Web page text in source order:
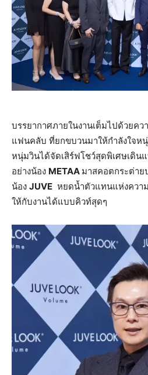
บรรยากาศภายในงานเต็มไปด้วยคว
แฟนคลับ ที่ยกขบวนมาให้กำลังใจห
หนุ่มวินได้จัดเสิร์ฟโชว์สุดพิเศษเดิน
อย่างน้อง METAA มาสคอตกระต่าย
น้อง JUVE หยดน้ำตัวแทนแห่งควา
ให้กับงานได้แบบคิวท์สุดๆ